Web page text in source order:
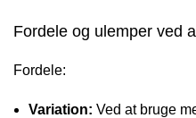
Fordele og ulemper ved
Fordele:
Variation: Ved at bruge